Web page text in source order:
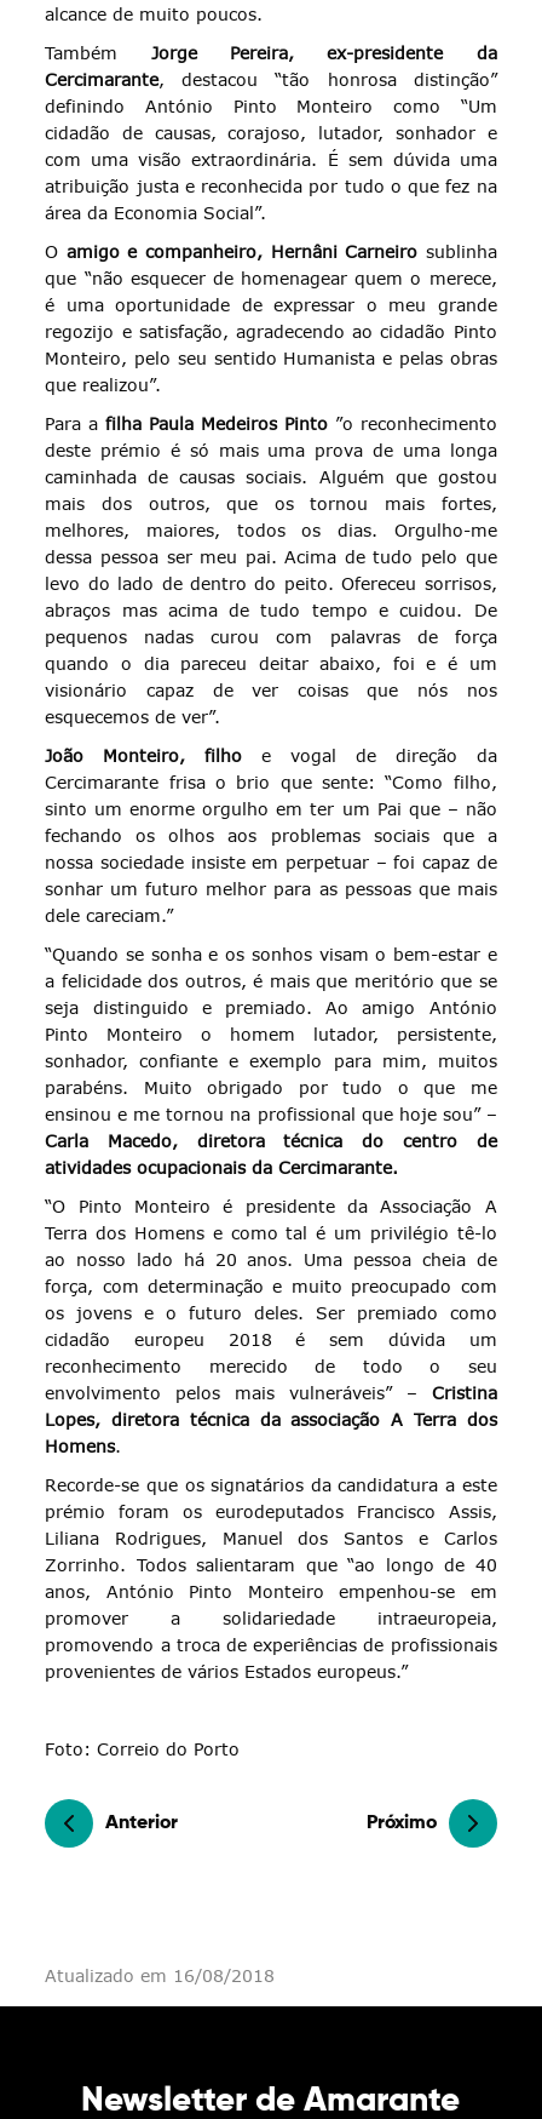
alcance de muito poucos.
Também Jorge Pereira, ex-presidente da
Cercimarante, destacou “tão honrosa distinção”
definindo António Pinto Monteiro como “Um
cidadão de causas, corajoso, lutador, sonhador e
com uma visão extraordinária. É sem dúvida uma
atribuição justa e reconhecida por tudo o que fez na
área da Economia Social”.
O amigo e companheiro, Hernâni Carneiro sublinha
que “não esquecer de homenagear quem o merece,
é uma oportunidade de expressar o meu grande
regozijo e satisfação, agradecendo ao cidadão Pinto
Monteiro, pelo seu sentido Humanista e pelas obras
que realizou”.
Para afilha Paula Medeiros Pinto”o reconhecimento
deste prémio é só mais uma prova de uma longa
caminhada de causas sociais. Alguém que gostou
mais dos outros, que os tornou mais fortes,
melhores, maiores, todos os dias. Orgulho-me
dessa pessoa ser meu pai. Acima de tudo pelo que
levo do lado de dentro do peito. Ofereceu sorrisos,
abraços mas acima de tudo tempo e cuidou. De
pequenos nadas curou com palavras de força
quando o dia pareceu deitar abaixo, foi e é um
visionário capaz de ver coisas que nós nos
esquecemos de ver”.
João Monteiro, filho e vogal de direção da
Cercimarante frisa o brio que sente: “Como filho,
sinto um enorme orgulho em ter um Pai que – não
fechando os olhos aos problemas sociais que a
nossa sociedade insiste em perpetuar – foi capaz de
sonhar um futuro melhor para as pessoas que mais
dele careciam.”
“Quando se sonha e os sonhos visam o bem-estar e
a felicidade dos outros, é mais que meritório que se
seja distinguido e premiado. Ao amigo António
Pinto Monteiro o homem lutador, persistente,
sonhador, confiante e exemplo para mim, muitos
parabéns. Muito obrigado por tudo o que me
ensinou e me tornou na profissional que hoje sou” –
Carla Macedo, diretora técnica do centro de
atividades ocupacionais da Cercimarante.
“O Pinto Monteiro é presidente da Associação A
Terra dos Homens e como tal é um privilégio tê-lo
ao nosso lado há 20 anos. Uma pessoa cheia de
força, com determinação e muito preocupado com
os jovens e o futuro deles. Ser premiado como
cidadão europeu 2018 é sem dúvida um
reconhecimento merecido de todo o seu
envolvimento pelos mais vulneráveis” – Cristina
Lopes, diretora técnica da associação A Terra dos
Homens.
Recorde-se que os signatários da candidatura a este
prémio foram os eurodeputados Francisco Assis,
Liliana Rodrigues, Manuel dos Santos e Carlos
Zorrinho. Todos salientaram que “ao longo de 40
anos, António Pinto Monteiro empenhou-se em
promover a solidariedade intraeuropeia,
promovendo a troca de experiências de profissionais
provenientes de vários Estados europeus.”
Foto: Correio do Porto
Anterior Próximo
Atualizado em 16/08/2018
Newsletter de Amarante